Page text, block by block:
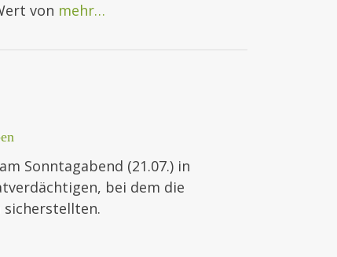
von mehr…
Sonntagabend (21.07.) in
bei dem die
sicherstellten.